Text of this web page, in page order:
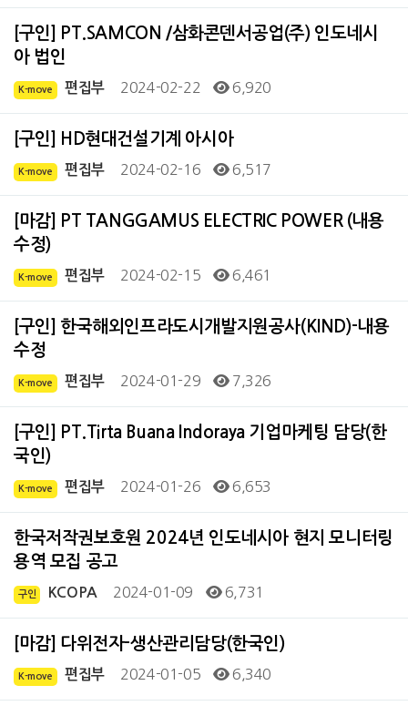
[구인] PT.SAMCON /삼화콘덴서공업(주) 인도네시
아 법인
K-move 편집부 2024-02-22 6,920
[구인] HD현대건설기계 아시아
K-move 편집부 2024-02-16 6,517
[마감] PT TANGGAMUS ELECTRIC POWER (내용
수정)
K-move 편집부 2024-02-15 6,461
[구인] 한국해외인프라도시개발지원공사(KIND)-내용
수정
K-move 편집부 2024-01-29 7,326
[구인] PT.Tirta Buana Indoraya 기업마케팅 담당(한
국인)
K-move 편집부 2024-01-26 6,653
한국저작권보호원 2024년 인도네시아 현지 모니터링
용역 모집 공고
구인 KCOPA 2024-01-09 6,731
[마감] 다위전자-생산관리담당(한국인)
K-move 편집부 2024-01-05 6,340